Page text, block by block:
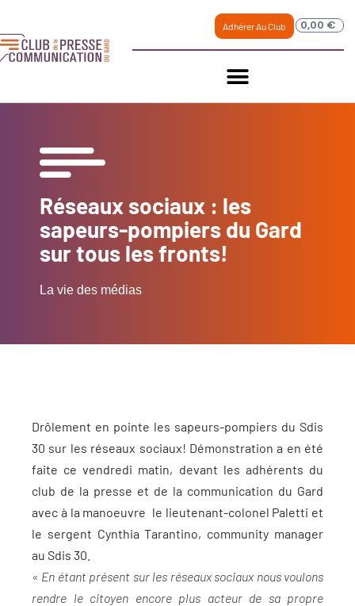
Adhérer Au Club 0,00 €
Réseaux sociaux : les
sapeurs-pompiers du Gard
sur tous les fronts!
La vie des médias
Drôlement en pointe les sapeurs-pompiers du Sdis
30 sur les réseaux sociaux! Démonstration a en été
faite ce vendredi matin, devant les adhérents du
club de la presse et de la communication du Gard
avec à la manoeuvre le lieutenant-colonel Paletti et
le sergent Cynthia Tarantino, community manager
au Sdis 30.
« En étant présent sur les réseaux sociaux nous voulons
rendre le citoyen encore plus acteur de sa propre